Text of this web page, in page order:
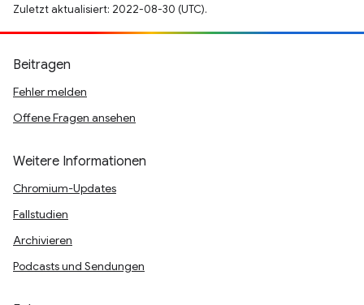
Zuletzt aktualisiert: 2022-08-30 (UTC).
Beitragen
Fehler melden
Offene Fragen ansehen
Weitere Informationen
Chromium-Updates
Fallstudien
Archivieren
Podcasts und Sendungen